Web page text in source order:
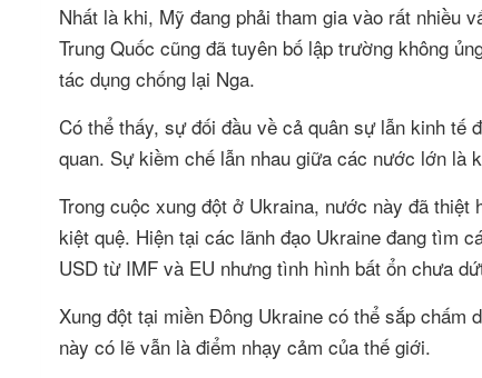
Nhất là khi, Mỹ đang phải tham gia vào rất nhiều
Trung Quốc cũng đã tuyên bố lập trường không
tác dụng chống lại Nga.
Có thể thấy, sự đối đầu về cả quân sự lẫn kinh tế
quan. Sự kiềm chế lẫn nhau giữa các nước lớn là
Trong cuộc xung đột ở Ukraina, nước này đã
kiệt quệ. Hiện tại các lãnh đạo Ukraine đang tìm
USD từ IMF và EU nhưng tình hình bất ổn chưa
Xung đột tại miền Đông Ukraine có thể sắp
này có lẽ vẫn là điểm nhạy cảm của thế giới.